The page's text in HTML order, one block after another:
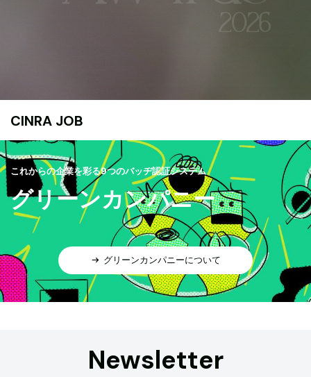
CINRA JOB
これからの企業を彩る9つのバッヂ認証システム
グリーンカンパニー
グリーンカンパニーについて
Newsletter